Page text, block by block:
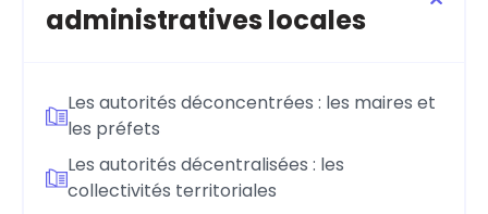
administratives locales
Les autorités déconcentrées : les maires et
les préfets
Les autorités décentralisées : les
collectivités territoriales